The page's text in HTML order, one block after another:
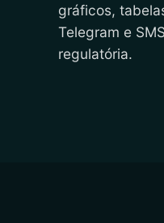
gráficos,
Telegram e
regulatória.